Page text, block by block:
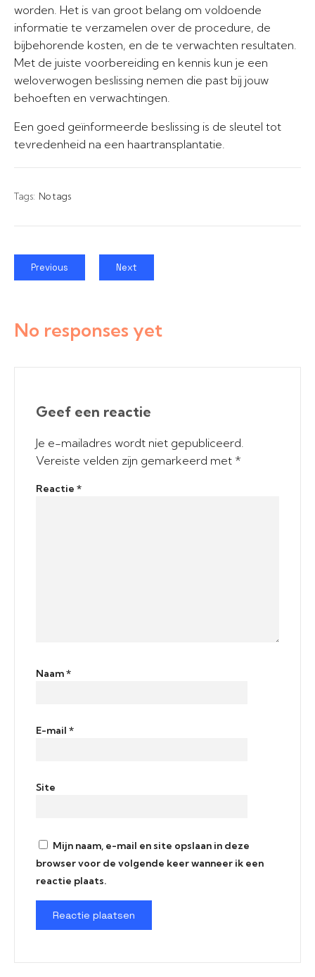
worden. Het is van groot belang om voldoende
informatie te verzamelen over de procedure, de
bijbehorende kosten, en de te verwachten resultaten.
Met de juiste voorbereiding en kennis kun je een
weloverwogen beslissing nemen die past bij jouw
behoeften en verwachtingen.
Een goed geïnformeerde beslissing is de sleutel tot
tevredenheid na een haartransplantatie.
Tags: No tags
Previous Next
No responses yet
Geef een reactie
Je e-mailadres wordt niet gepubliceerd.
Vereiste velden zijn gemarkeerd met *
Reactie *
Naam*
E-mail *
Site
Mijn naam, e-mail en site opslaan in deze
browser voor de volgende keer wanneer ik een
reactie plaats.